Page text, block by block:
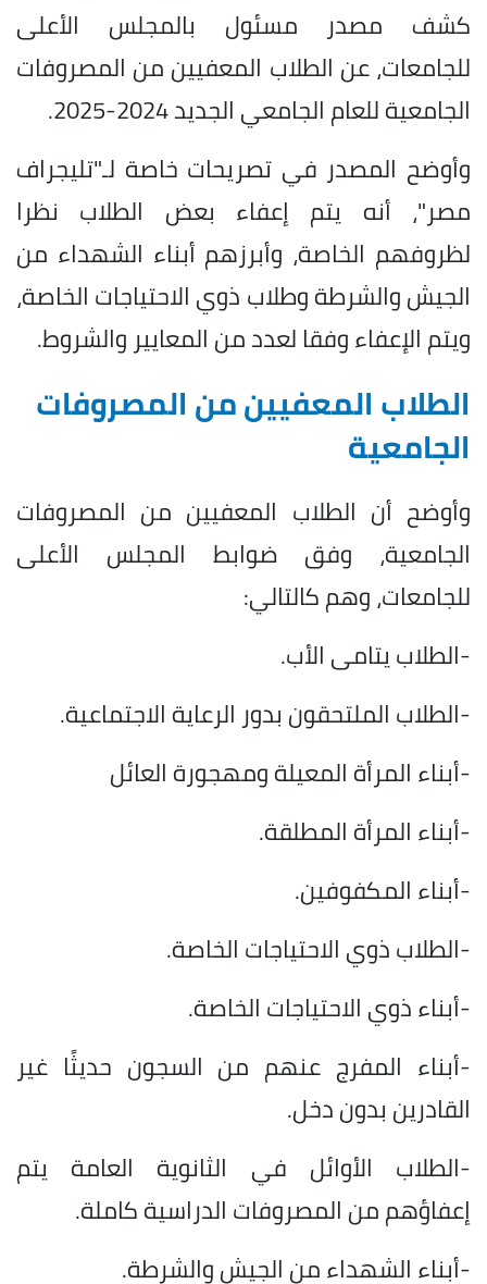
كشف مصدر مسئول بالمجلس الأعلى
للجامعات، عن الطلاب المعفيين من المصروفات
الجامعية للعام الجامعي الجديد 2024-2025.
وأوضح المصدر في تصريحات خاصة لـ"تليجراف
مصر"، أنه يتم إعفاء بعض الطلاب نظرا
لظروفهم الخاصة، وأبرزهم أبناء الشهداء من
الجيش والشرطة وطلاب ذوي الاحتياجات الخاصة،
ويتم الإعفاء وفقا لعدد من المعايير والشروط.
الطلاب المعفيين من المصروفات
الجامعية
وأوضح أن الطلاب المعفيين من المصروفات
الجامعية، وفق ضوابط المجلس الأعلى
للجامعات، وهم كالتالي:
-الطلاب يتامى الأب.
-الطلاب الملتحقون بدور الرعاية الاجتماعية.
-أبناء المرأة المعيلة ومهجورة العائل
-أبناء المرأة المطلقة.
-أبناء المكفوفين.
-الطلاب ذوي الاحتياجات الخاصة.
-أبناء ذوي الاحتياجات الخاصة.
-أبناء المفرج عنهم من السجون حديثًا غير
القادرين بدون دخل.
-الطلاب الأوائل في الثانوية العامة يتم
إعفاؤهم من المصروفات الدراسية كاملة.
-أبناء الشهداء من الجيش والشرطة.